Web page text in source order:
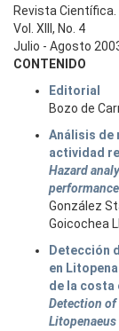
Revista Científica.
Vol. XIII, No. 4
Julio - Agosto
CONTENIDO
Editorial
Bozo de
Análisis de
actividad
Hazard
González
Goicochea
Detección
en
de la costa
Detection of